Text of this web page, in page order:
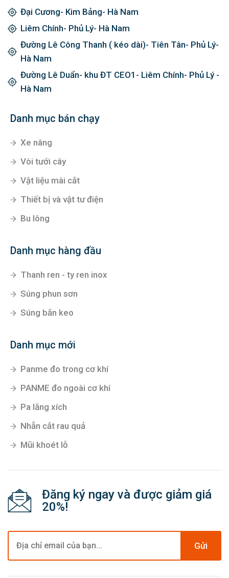
Đại Cương- Kim Bảng- Hà Nam
Liêm Chính- Phủ Lý- Hà Nam
Đường Lê Công Thanh ( kéo dài)- Tiên Tân- Phủ Lý-
Hà Nam
Đường Lê Duẩn- khu ĐT CEO1- Liêm Chính- Phủ Lý -
Hà Nam
Danh mục bán chạy
Xe nâng
Vòi tưới cây
Vật liệu mài cắt
Thiết bị và vật tư điện
Bu lông
Danh mục hàng đầu
Thanh ren - ty ren inox
Súng phun sơn
Súng bắn keo
Danh mục mới
Panme đo trong cơ khí
PANME đo ngoài cơ khí
Pa lăng xích
Nhẵn cắt rau quả
Mũi khoét lỗ
Đăng ký ngay và được giảm giá
20%!
Gửi